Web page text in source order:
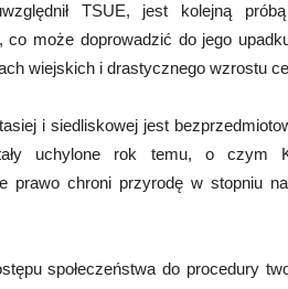
TSUE, jest kolejną
co może doprowadzić do jego
wiejskich i drastycznego wzrostu
i siedliskowej jest
uchylone rok temu, o czym
prawo chroni przyrodę w stopniu
społeczeństwa do procedury